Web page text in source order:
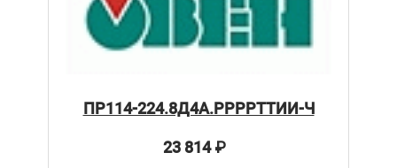
ПР114-224.8Д4А.РРРРТТИИ-Ч
23 814₽